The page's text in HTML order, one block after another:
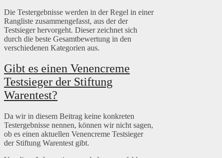
Die Testergebnisse werden in der Regel in einer
Rangliste zusammengefasst, aus der der
Testsieger hervorgeht. Dieser zeichnet sich
durch die beste Gesamtbewertung in den
verschiedenen Kategorien aus.
Gibt es einen Venencreme
Testsieger der Stiftung
Warentest?
Da wir in diesem Beitrag keine konkreten
Testergebnisse nennen, können wir nicht sagen,
ob es einen aktuellen Venencreme Testsieger
der Stiftung Warentest gibt.